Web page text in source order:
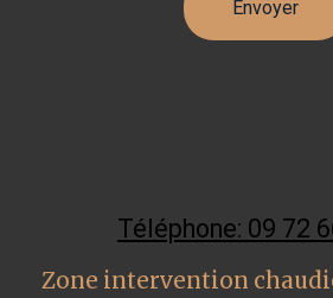
Téléphone: 09 72
Zone intervention